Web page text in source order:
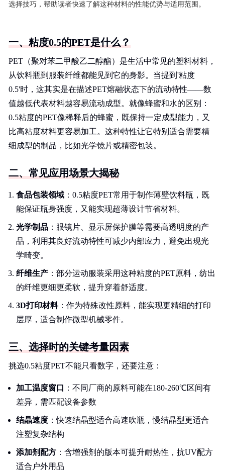
选择技巧，帮助读者快速了解这种材料的性能优势与适用范围。
一、粘度0.5的PET是什么？
PET（聚对苯二甲酸乙二醇酯）是生活中常见的塑料材料，
从饮料瓶到服装纤维都能见到它的身影。当提到'粘度
0.5'时，这其实是在描述PET熔融状态下的流动特性——数
值越低代表材料越容易流动成型。就像蜂蜜和水的区别：
0.5粘度的PET像稀释后的蜂蜜，既保持一定成型能力，又
比高粘度材料更容易加工。这种特性让它特别适合需要精
细成型的制品，比如光学镜片或精密包装。
二、常见应用场景大揭秘
食品包装领域 ：0.5粘度PET常用于制作薄壁饮料瓶，既
能保证瓶身强度，又能实现超薄设计节省材料。
光学制品 ：眼镜片、显示屏保护膜等需要高透明度的产
品，利用其良好流动特性可减少内部应力，避免出现光
学畸变。
纤维生产 ：部分运动服装采用这种粘度的PET原料，纺出
的纤维更细更柔软，提升穿着舒适度。
3D打印材料：作为特殊改性原料，能实现更精细的打印
层厚，适合制作微型机械零件。
三、选择时的关键考量因素
挑选0.5粘度PET不能只看数字，还要注意：
加工温度窗口
：不同厂商的原料可能在180-260℃区间有
差异，需匹配设备参数
结晶速度 ：快速结晶型适合高速吹瓶，慢结晶型更适合
注塑复杂结构
添加剂配方 ：含增强剂的版本可提升耐热性，抗UV配方
适合户外用品